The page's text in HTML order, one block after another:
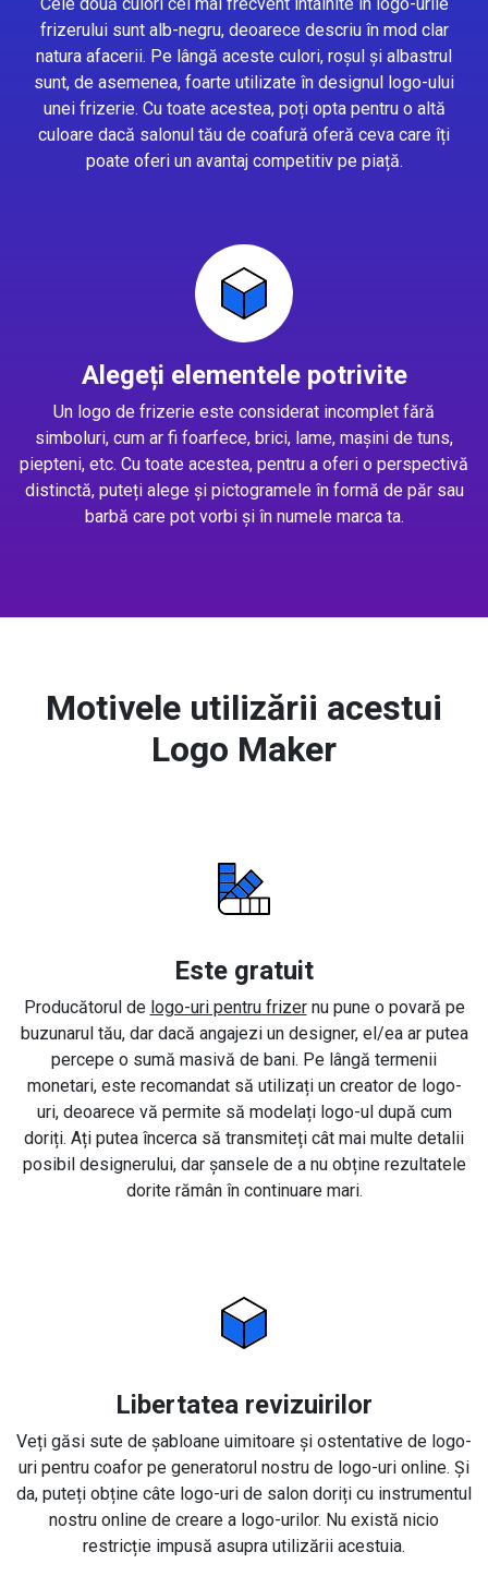
frizerului sunt alb-negru, deoarece descriu în mod clar
natura afacerii. Pe lângă aceste culori, roșul și albastrul
sunt, de asemenea, foarte utilizate în designul logo-ului
unei frizerie. Cu toate acestea, poți opta pentru o altă
culoare dacă salonul tău de coafură oferă ceva care îți
poate oferi un avantaj competitiv pe piață.
Alegeți elementele potrivite
Un logo de frizerie este considerat incomplet fără
simboluri, cum ar fi foarfece, brici, lame, mașini de tuns,
piepteni, etc. Cu toate acestea, pentru a oferi o perspectivă
distinctă, puteți alege și pictogramele în formă de păr sau
barbă care pot vorbi și în numele marca ta.
Motivele utilizării acestui
Logo Maker
Este gratuit
Producătorul de logo-uri pentru frizernu pune o povară pe
buzunarul tău, dar dacă angajezi un designer, el/ea ar putea
percepe o sumă masivă de bani. Pe lângă termenii
monetari, este recomandat să utilizați un creator de logo-
uri, deoarece vă permite să modelați logo-ul după cum
doriți. Ați putea încerca să transmiteți cât mai multe detalii
posibil designerului, dar șansele de a nu obține rezultatele
dorite rămân în continuare mari.
Libertatea revizuirilor
Veți găsi sute de șabloane uimitoare și ostentative de logo-
uri pentru coafor pe generatorul nostru de logo-uri online. Și
da, puteți obține câte logo-uri de salon doriți cu instrumentul
nostru online de creare a logo-urilor. Nu există nicio
restricție impusă asupra utilizării acestuia.